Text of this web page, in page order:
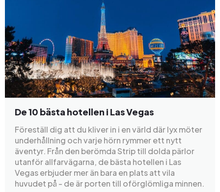
De 10 bästa hotellen i Las Vegas
Föreställ dig att du kliver in i en värld där lyx möter
underhållning och varje hörn rymmer ett nytt
äventyr. Från den berömda Strip till dolda pärlor
utanför allfarvägarna, de bästa hotellen i Las
Vegas erbjuder mer än bara en plats att vila
huvudet på - de är porten till oförglömliga minnen.